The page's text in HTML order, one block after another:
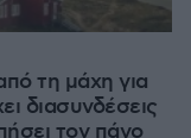
τη μάχη για
διασυνδέσεις
τον πάγο